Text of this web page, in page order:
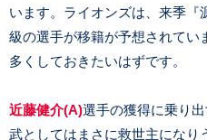
います。ライオンズは、来季『
級の選手が移籍が予想されてい
多くしておきたいはずです。
近藤健介(A)選手の獲得に乗り
武としてはまさに救世主になり